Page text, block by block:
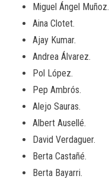
Miguel Ángel Muñoz.
Aina Clotet.
Ajay Kumar.
Andrea Álvarez.
Pol López.
Pep Ambrós.
Alejo Sauras.
Albert Ausellé.
David Verdaguer.
Berta Castañé.
Berta Bayarri.